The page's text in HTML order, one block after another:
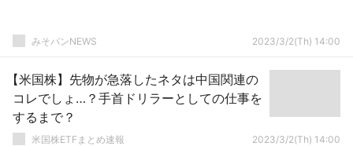
みそパンNEWS 2023/3/2(Th) 14:00
【米国株】先物が急落したネタは中国関連の
コレでしょ…？手首ドリラーとしての仕事を
するまで？
米国株ETFまとめ速報 2023/3/2(Th) 14:00